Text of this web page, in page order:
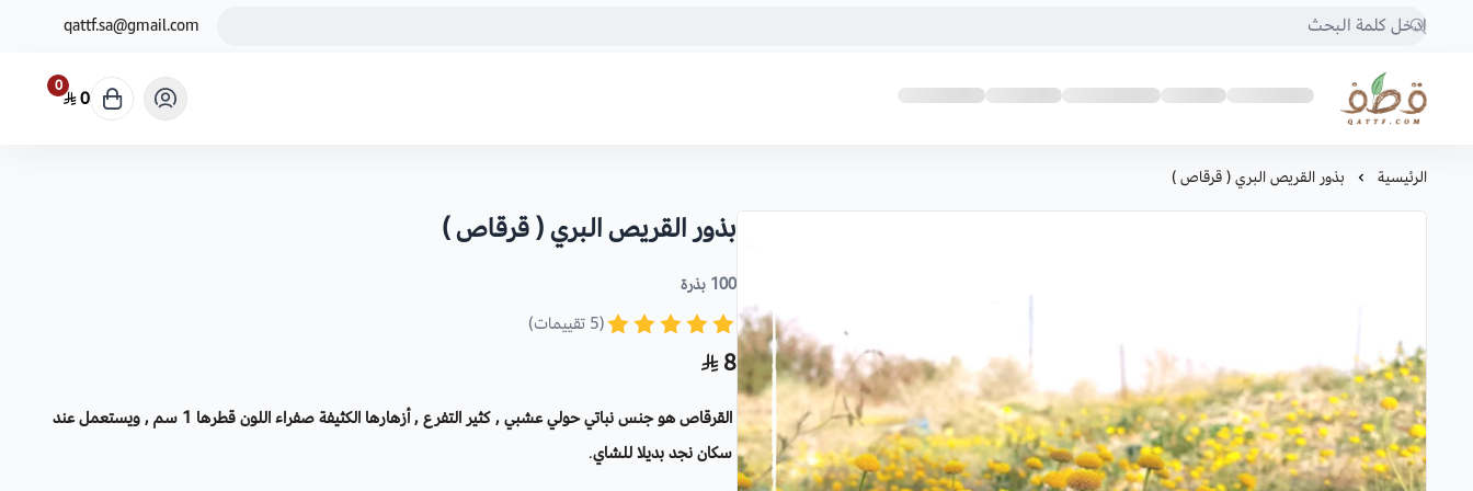
qattf.sa@gmail.com
متجر قطف للبذور
0
0
الرئيسية بذور القريص البري ( قرقاص )
بذور القريص البري ( قرقاص )
100 بذرة
(5 تقييمات)
8
القرقاص هو جنس نباتي حولي عشبي , كثير التفرع , أزهارها الكثيفة صفراء اللون قطرها 1 سم , ويستعمل عند
سكان نجد بديلا للشاي.